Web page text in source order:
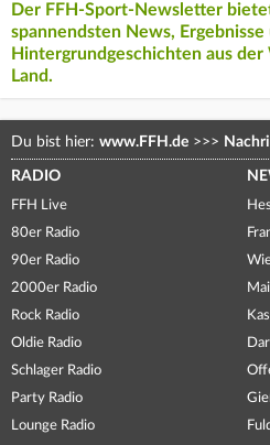
Der FFH-Sport-Newsletter
spannendsten News, Ergebnisse
Hintergrundgeschichten aus
Land.
Du bist hier: www.FFH.de >>>
RADIO
FFH Live
80er Radio
90er Radio
2000er Radio
Rock Radio
Oldie Radio
Schlager Radio
Party Radio
Lounge Radio